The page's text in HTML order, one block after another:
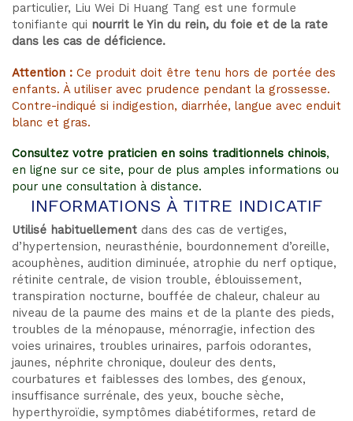
particulier, Liu Wei Di Huang Tang est une formule
tonifiante qui nourrit le Yin du rein, du foie et de la rate
dans les cas de déficience.
Attention : Ce produit doit être tenu hors de portée des
enfants. À utiliser avec prudence pendant la grossesse.
Contre-indiqué si indigestion, diarrhée, langue avec enduit
blanc et gras.
Consultez votre praticien en soins traditionnels chinois,
en ligne sur ce site, pour de plus amples informations ou
pour une consultation à distance.
INFORMATIONS À TITRE INDICATIF
Utilisé habituellement dans des cas de vertiges,
d’hypertension, neurasthénie, bourdonnement d’oreille,
acouphènes, audition diminuée, atrophie du nerf optique,
rétinite centrale, de vision trouble, éblouissement,
transpiration nocturne, bouffée de chaleur, chaleur au
niveau de la paume des mains et de la plante des pieds,
troubles de la ménopause, ménorragie, infection des
voies urinaires, troubles urinaires, parfois odorantes,
jaunes, néphrite chronique, douleur des dents,
courbatures et faiblesses des lombes, des genoux,
insuffisance surrénale, des yeux, bouche sèche,
hyperthyroïdie, symptômes diabétiformes, retard de